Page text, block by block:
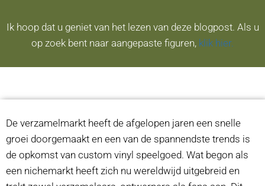
Ik hoop dat u geniet van het lezen van deze blogpost. Als u
op zoek bent naar aangepaste figuren, klik hier.
De verzamelmarkt heeft de afgelopen jaren een snelle
groei doorgemaakt en een van de spannendste trends is
de opkomst van custom vinyl speelgoed. Wat begon als
een nichemarkt heeft zich nu wereldwijd uitgebreid en